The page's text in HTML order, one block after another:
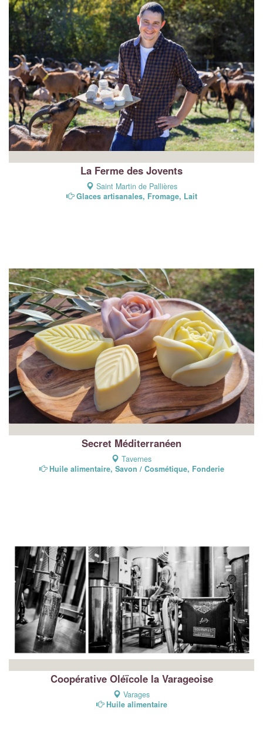
La Ferme des Jovents
Saint Martin de Pallières
Glaces artisanales, Fromage, Lait
Secret Méditerranéen
Tavernes
Huile alimentaire, Savon / Cosmétique, Fonderie
Coopérative Oléïcole la Varageoise
Varages
Huile alimentaire